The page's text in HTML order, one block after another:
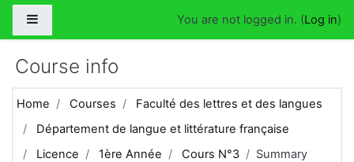
Skip to main content
You are not logged in. (Log in)
Course info
Home Courses
Faculté des lettres et des langues
Département de langue et littérature française
Licence
1ère Année Cours N°3 Summary